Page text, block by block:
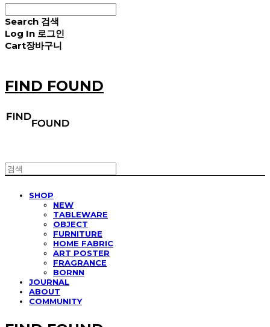
Search 검색
Log In 로그인
Cart장바구니
FIND FOUND
SHOP
NEW
TABLEWARE
OBJECT
FURNITURE
HOME FABRIC
ART POSTER
FRAGRANCE
BORNN
JOURNAL
ABOUT
COMMUNITY